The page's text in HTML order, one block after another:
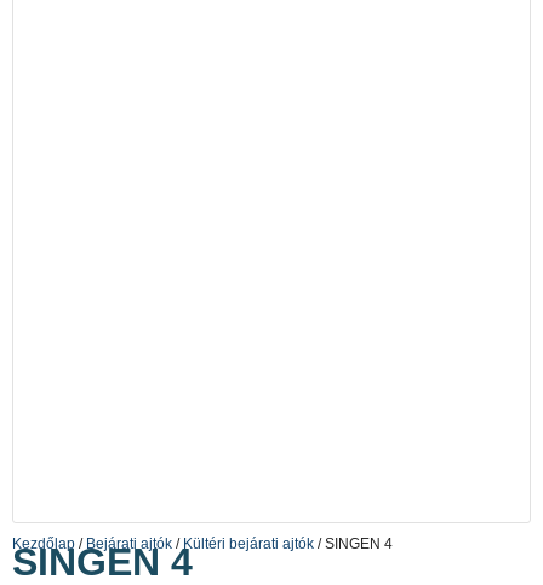
Kezdőlap / Bejárati ajtók / Kültéri bejárati ajtók / SINGEN 4
SINGEN 4